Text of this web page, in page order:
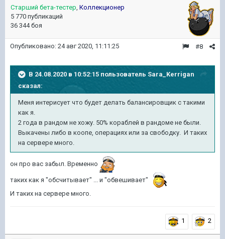
Старший бета-тестер, Коллекционер
5 770 публикаций
36 344 боя
#8
Опубликовано: 24 авг 2020, 11:11:25
В 24.08.2020 в 10:52:15 пользователь Sara_Kerrigan
сказал:
Меня интерисует что будет делать балансировщик с такими
как я.
2 года в рандом не хожу. 50% кораблей в рандоме не были.
Выкачены либо в коопе, операциях или за свободку. И таких
на сервере много.
он про вас забыл. Временно
таких как я "обсчитывает" ... и "обвешивает"
И таких на сервере много.
1 2